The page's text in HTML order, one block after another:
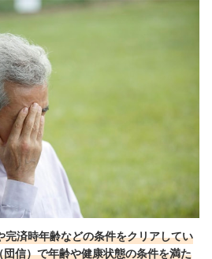
完済時年齢などの条件をクリアしてい
信）で年齢や健康状態の条件を満た